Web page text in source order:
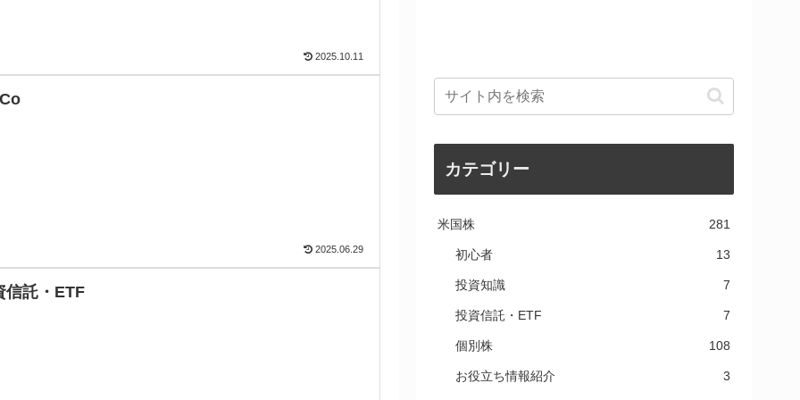
2025.10.11
2025.06.29
信託・ETF
カテゴリー
米国株 281
初心者 13
投資知識 7
投資信託・ETF 7
個別株 108
お役立ち情報紹介 3